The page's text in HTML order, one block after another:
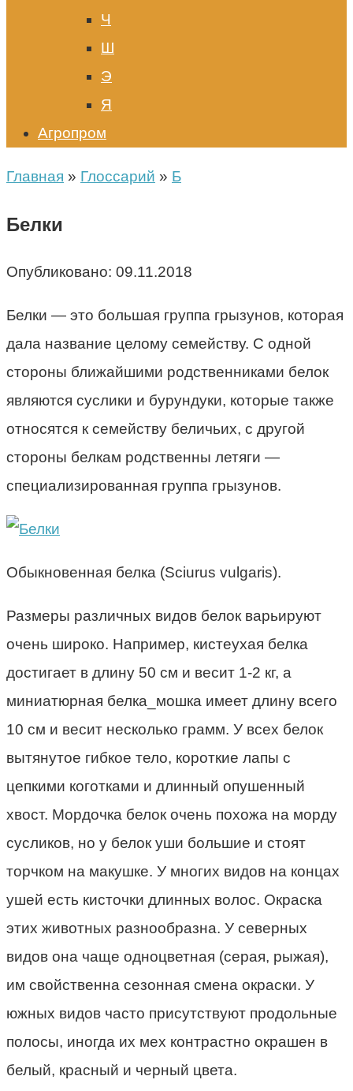
Ч
Ш
Э
Я
Агропром
Главная » Глоссарий » Б
Белки
Опубликовано: 09.11.2018
Белки — это большая группа грызунов, которая
дала название целому семейству. С одной
стороны ближайшими родственниками белок
являются суслики и бурундуки, которые также
относятся к семейству беличьих, с другой
стороны белкам родственны летяги —
специализированная группа грызунов.
Обыкновенная белка (Sciurus vulgaris).
Размеры различных видов белок варьируют
очень широко. Например, кистеухая белка
достигает в длину 50 см и весит 1-2 кг, а
миниатюрная белка_мошка имеет длину всего
10 см и весит несколько грамм. У всех белок
вытянутое гибкое тело, короткие лапы с
цепкими коготками и длинный опушенный
хвост. Мордочка белок очень похожа на морду
сусликов, но у белок уши большие и стоят
торчком на макушке. У многих видов на концах
ушей есть кисточки длинных волос. Окраска
этих животных разнообразна. У северных
видов она чаще одноцветная (серая, рыжая),
им свойственна сезонная смена окраски. У
южных видов часто присутствуют продольные
полосы, иногда их мех контрастно окрашен в
белый, красный и черный цвета.